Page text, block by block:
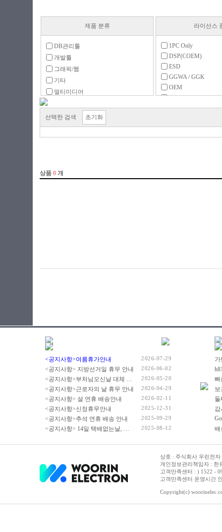
제품 분류
DB관리툴
개발툴
그래픽/웹
기타
멀티미디어
백업/복구
서체팩
운영체제
회계/경영
라이선스
1PC Only
DSP(COEM)
ESD
GGWA / GGK
OEM
PKC(MLP)
구독형
선택한 검색 초기화
<공지사항>여름휴가안내 2026-07-29
<공지사항> 지방선거일 휴무 안내 2026-06-02
<공지사항>부처님오신날 대체 휴무 안내 2026-05-20
<공지사항>근로자의 날 휴무 안내 2026-04-29
<공지사항> 설 연휴 배송안내 2026-02-11
<공지사항>신정휴무안내 2025-12-31
<공지사항>추석 연휴 배송 안내 2025-09-29
<공지사항> 14일 택배없는날, 광복절 휴무 배송 안내 2025-08-12
빠
감
상호 : 주식회사 우린전
개인정보관리책임자 : 한
고객만족센터 : ) 1522 -
고객만족센터 운영시간
Copyright(c)